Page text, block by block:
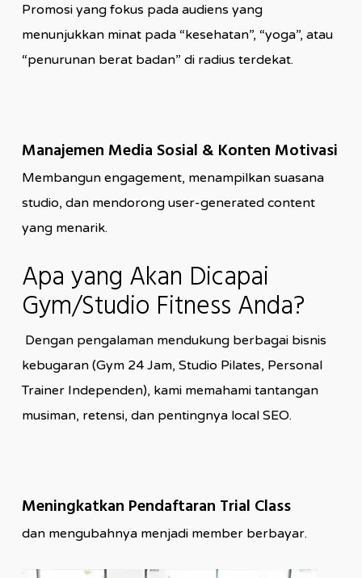
Promosi yang fokus pada audiens yang
menunjukkan minat pada “kesehatan”, “yoga”, atau
“penurunan berat badan” di radius terdekat.
Manajemen Media Sosial & Konten Motivasi
Membangun engagement, menampilkan suasana
studio, dan mendorong user-generated content
yang menarik.
Apa yang Akan Dicapai
Gym/Studio Fitness Anda?
Dengan pengalaman mendukung berbagai bisnis
kebugaran (Gym 24 Jam, Studio Pilates, Personal
Trainer Independen), kami memahami tantangan
musiman, retensi, dan pentingnya local SEO.
Meningkatkan Pendaftaran Trial Class
dan mengubahnya menjadi member berbayar.